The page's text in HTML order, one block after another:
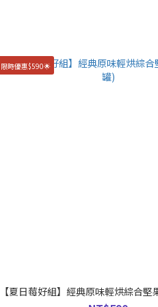
限時優惠$590🌟
【夏日莓好組】經典原味輕烘綜合